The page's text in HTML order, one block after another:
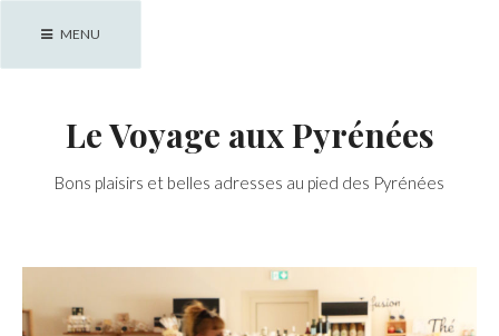
MENU
Le Voyage aux Pyrénées
Bons plaisirs et belles adresses au pied des Pyrénées